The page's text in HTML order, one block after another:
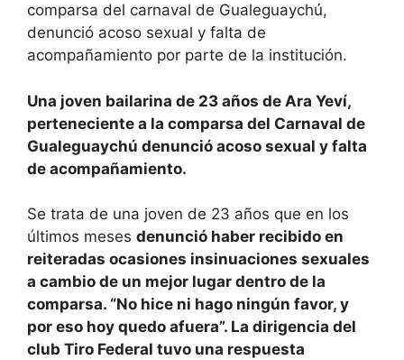
comparsa del carnaval de Gualeguaychú,
denunció acoso sexual y falta de
acompañamiento por parte de la institución.
Una joven bailarina de 23 años de Ara Yeví,
perteneciente a la comparsa del Carnaval de
Gualeguaychú denunció acoso sexual y falta
de acompañamiento.
Se trata de una joven de 23 años que en los
últimos meses denunció haber recibido en
reiteradas ocasiones insinuaciones sexuales
a cambio de un mejor lugar dentro de la
comparsa. “No hice ni hago ningún favor, y
por eso hoy quedo afuera”. La dirigencia del
club Tiro Federal tuvo una respuesta